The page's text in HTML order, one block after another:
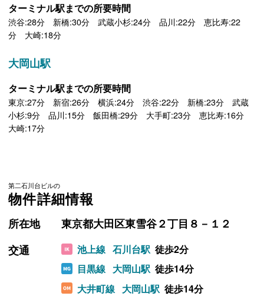
ターミナル駅までの所要時間
渋谷:28分 新橋:30分 武蔵小杉:24分 品川:22分 恵比寿:22
分 大崎:18分
大岡山駅
ターミナル駅までの所要時間
東京:27分 新宿:26分 横浜:24分 渋谷:22分 新橋:23分 武蔵
小杉:9分 品川:15分 飯田橋:29分 大手町:23分 恵比寿:16分
大崎:17分
第二石川台ビルの
物件詳細情報
所在地
東京都大田区東雪谷２丁目８－１２
交通
池上線 石川台駅 徒歩2分
目黒線 大岡山駅 徒歩14分
大井町線 大岡山駅 徒歩14分